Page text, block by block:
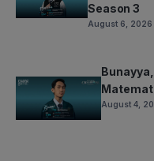
Season 3
August 6, 2026
August 4,